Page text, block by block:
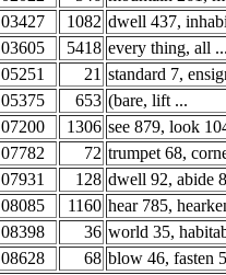
03427 1082 dwell 437,
03605 5418 every thing, all
05251 21 standard 7,
05375 653 (bare, lift ...
07200 1306 see 879, look
07782 72 trumpet 68,
07931 128 dwell 92, abide
08085 1160 hear 785,
08398 36 world 35,
08628 68 blow 46, fasten